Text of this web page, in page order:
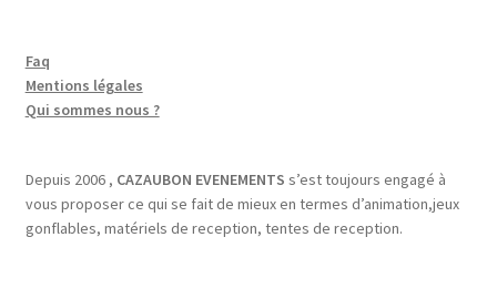
Faq
Mentions légales
Qui sommes nous ?
Depuis 2006 , CAZAUBON EVENEMENTS s’est toujours engagé à
vous proposer ce qui se fait de mieux en termes d’animation,jeux
gonflables, matériels de reception, tentes de reception.